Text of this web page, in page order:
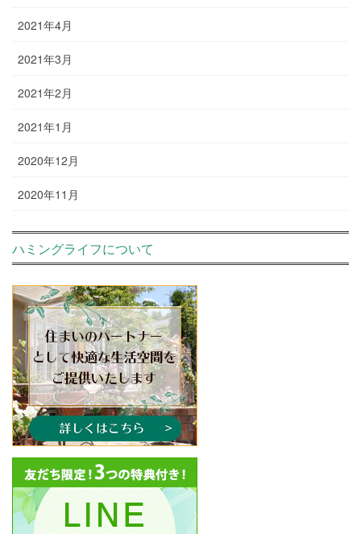
2021年4月
2021年3月
2021年2月
2021年1月
2020年12月
2020年11月
ハミングライフについて